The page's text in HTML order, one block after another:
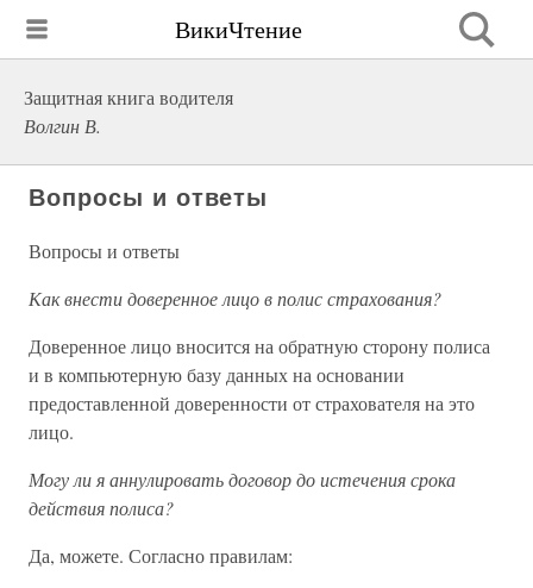
ВикиЧтение
Защитная книга водителя
Волгин В.
Вопросы и ответы
Вопросы и ответы
Как внести доверенное лицо в полис страхования?
Доверенное лицо вносится на обратную сторону полиса
и в компьютерную базу данных на основании
предоставленной доверенности от страхователя на это
лицо.
Могу ли я аннулировать договор до истечения срока
действия полиса?
Да, можете. Согласно правилам: